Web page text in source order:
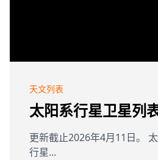
天文列表
太阳系行星卫星列
更新截止2026年4月11日。
行星...